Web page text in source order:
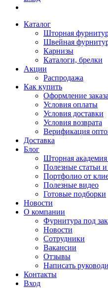
Каталог
Шторная
Швейная
Карнизы
Каталоги, брелки
Акции
Распродажа
Как купить
Оформление заказа
Условия оплаты
Условия доставки
Условия возврата
Верификация
Доставка
Блог
Шторная
Полезные статьи
Портфолио от
Полезные видео
Готовые подборки
Новости
О компании
Фурнитура под
Новости
Сотрудники
Вакансии
Отзывы
Написать
Контакты
Вход